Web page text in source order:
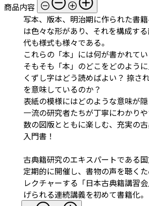
商品内容
写本、版本、明治期に作られた書
は色々な形があり、それを構成す
代も様式も様々である。
これらの「本」には何が書かれてい
そもそも「本」のどこをどのように
くずし字はどう読めばよい？ 捺さ
を意味しているのか？
表紙の模様にはどのような意味が
一流の研究者たちが丁寧にわかり
数の図版とともに楽しむ、充実の
入門書！
古典籍研究のエキスパートである
定期的に開催し、書物の声を聴く
レクチャーする「日本古典籍講習
げられる連続講義を初めて書籍化。